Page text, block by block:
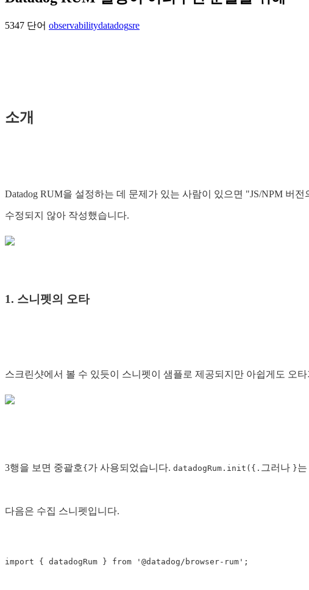
5347 단어 observabilitydatadogsre
소개
Datadog RUM을 설정하는 데 문제가 있는 사람이 있으면 "JS/NPM 버
수정되지 않아 작성했습니다.
1. 스니펫의 오타
스크린샷에서 볼 수 있듯이 스니펫이 샘플로 제공되지만 아쉽게도 오
3행을 보면 중괄호 { 가 사용되었습니다. datadogRum.init({. 그러나 }
다음은 수집 스니펫입니다.
import { datadogRum } from ' @datadog/browser-rum ' ;